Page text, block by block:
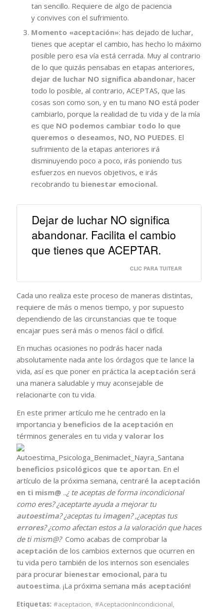
tan sencillo. Requiere de algo de paciencia
y convives con el sufrimiento.
Momento «aceptación»: has dejado de luchar,
tienes que aceptar el cambio, has hecho lo máximo
posible pero esa vía está cerrada. Muy al contrario
de lo que quizás pensabas en etapas anteriores,
dejar de luchar NO significa abandonar, hacer
todo lo posible, al contrario, ACEPTAS, que las
cosas son como son, y en tu mano NO está poder
cambiarlo, porque la realidad de tu vida y de la mía
es que NO podemos cambiar todo lo que
queremos o deseamos, NO, NO PUEDES. El
sufrimiento de la etapas anteriores irá
disminuyendo poco a poco, irás poniendo tus
esfuerzos en nuevos objetivos, e irás
recobrando tu bienestar emocional.
Dejar de luchar NO significa
abandonar. Facilita el cambio
que tienes que ACEPTAR.
CLIC PARA TUITEAR
Cada uno realiza este proceso de maneras distintas,
requiere de más o menos tiempo, y por supuesto
dependiendo de las circunstancias que te toque
encajar pues será más o menos fácil o difícil.
En muchas ocasiones no podrás hacer nada
absolutamente nada ante los órdagos que te lance la
vida, así es que poner en práctica la aceptaciónserá
una manera saludable y muy aconsejable de
relacionarte con tu vida.
En este primer artículo me he centrado en la
importancia ybeneficios de la aceptaciónen
términos generales en tu vida y valorar los
beneficios psicológicos que te aportan. En el
artículo de la próxima semana, centraré la aceptación
en ti mism@ ..¿ te aceptas de forma incondicional
como eres? ¿aceptarte ayuda a mejorar tu
autoestima? ¿aceptas tu imagen? ,¿aceptas tus
errores? ¿como afectan estos a la valoración que haces
de ti mism@?Como acabas de comprobar la
aceptaciónde los cambios externos que ocurren en
tu vida pero también de los internos son esenciales
para procurarbienestar emocional,para tu
autoestima. ¡La próxima semana más aceptación!
Etiquetas: #aceptacion, #AceptacionIncondicional,